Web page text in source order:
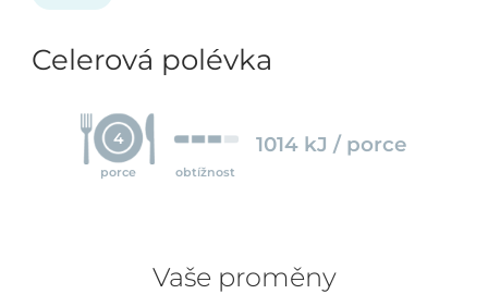
Celerová polévka
4
porce obtížnost
1014 kJ / porce
Vaše proměny